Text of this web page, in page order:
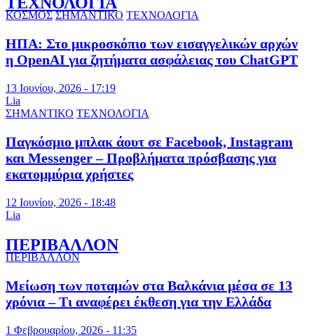
ΚΟΣΜΟΣ ΣΗΜΑΝΤΙΚΟ ΤΕΧΝΟΛΟΓΙΑ
ΗΠΑ: Στο μικροσκόπιο των εισαγγελικών αρχών
η OpenAI για ζητήματα ασφάλειας του ChatGPT
13 Ιουνίου, 2026 - 17:19
Lia
ΣΗΜΑΝΤΙΚΟ ΤΕΧΝΟΛΟΓΙΑ
Παγκόσμιο μπλακ άουτ σε Facebook, Instagram
και Messenger – Προβλήματα πρόσβασης για
εκατομμύρια χρήστες
12 Ιουνίου, 2026 - 18:48
Lia
ΠΕΡΙΒΑΛΛΟΝ
ΠΕΡΙΒΑΛΛΟΝ
Μείωση των ποταμών στα Βαλκάνια μέσα σε 13
χρόνια – Τι αναφέρει έκθεση για την Ελλάδα
1 Φεβρουαρίου, 2026 - 11:35